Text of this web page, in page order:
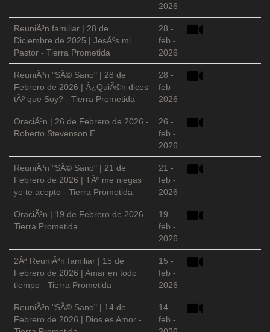
2026
ReuniÃ³n familiar | 28 de
Diciembre de 2025 | JesÃºs mi
Pastor - Tierra Prometida
28 -
feb -
2026
ReuniÃ³n "SÃ© Sano" | 28 de
Febrero de 2026 | Â¿QuiÃ©n dices
tÃº que Soy? - Tierra Prometida
28 -
feb -
2026
OraciÃ³n | 26 de Febrero de 2026 -
Roberto Stevenson E.
26 -
feb -
2026
ReuniÃ³n "SÃ© Sano" | 21 de
Febrero de 2026 | TÃº me niegas
yo te acepto - Tierra Prometida
21 -
feb -
2026
OraciÃ³n | 19 de Febrero de 2026 -
Tierra Prometida
19 -
feb -
2026
2Âª ReuniÃ³n familiar | 15 de
Febrero de 2026 | Amar en todo
tiempo - Tierra Prometida
15 -
feb -
2026
ReuniÃ³n "SÃ© Sano" | 14 de
Febrero de 2026 | Dios es Amor -
14 -
feb -